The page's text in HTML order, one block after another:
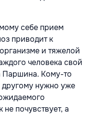
себе прием
приводит к
и тяжелой
человека свой
Паршина. Кому-то
другому нужно уже
почувствует, а